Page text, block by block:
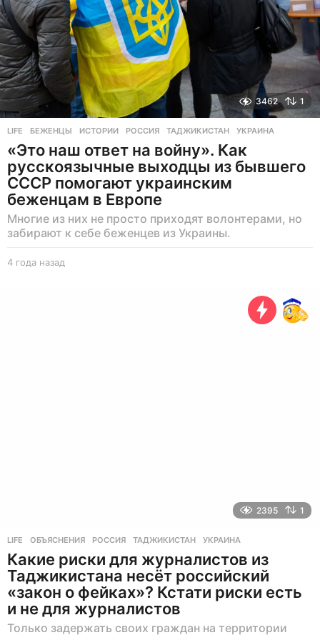
3462 1
LIFE БЕЖЕНЦЫ ,ИСТОРИИ ,РОССИЯ ,ТАДЖИКИСТАН ,УКРАИНА
«Это наш ответ на войну». Как
русскоязычные выходцы из бывшего
СССР помогают украинским
беженцам в Европе
Многие из них не просто приходят волонтерами, но
забирают к себе беженцев из Украины.
4 года назад
2395 1
LIFE ОБЪЯСНЕНИЯ ,РОССИЯ ,ТАДЖИКИСТАН ,УКРАИНА
Какие риски для журналистов из
Таджикистана несёт российский
«закон о фейках»? Кстати риски есть
и не для журналистов
Только задержать своих граждан на территории